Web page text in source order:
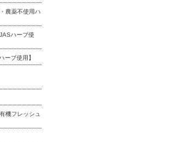
農薬不使用ハ
ハーブ使
ブ使用】
機フレッシュ